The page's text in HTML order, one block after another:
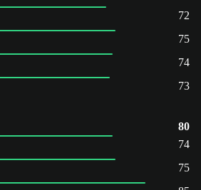
72
75
74
73
80
74
75